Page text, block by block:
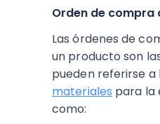
Orden de compra
Las órdenes de
un producto son
pueden referirse a
materiales para la
como: